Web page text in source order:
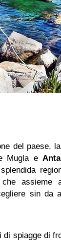
del paese,
Mugla e
assieme
sin da
spiagge di